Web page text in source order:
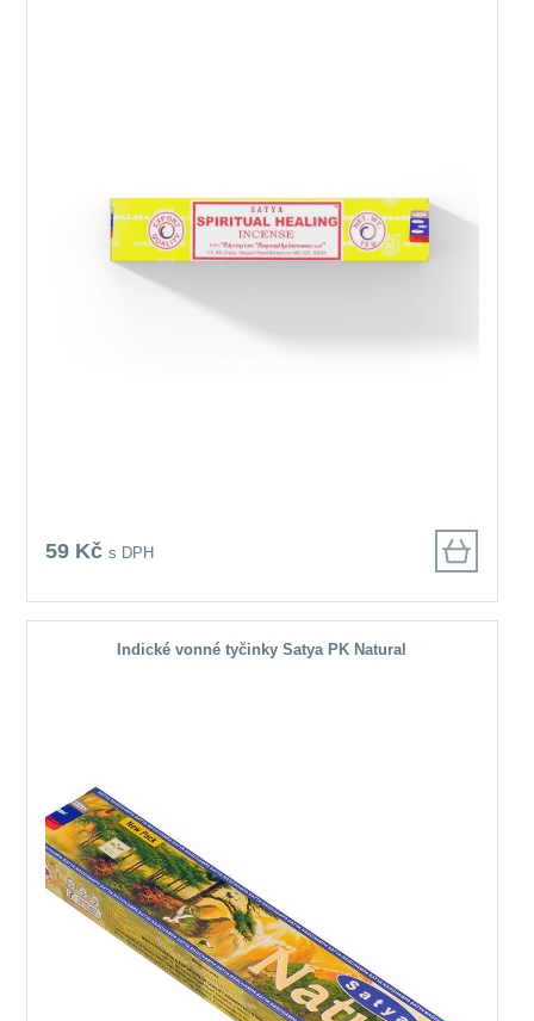
59 Kčs DPH
Indické vonné tyčinky Satya PK Natural